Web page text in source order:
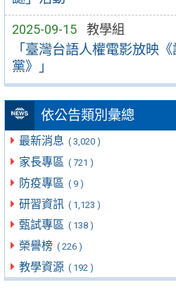
2025-09-15 教學組
「臺灣台語人權電影放映
黨》」
依公告類別彙總
最新消息 ( 3,020 )
家長專區 ( 721 )
防疫專區 ( 9 )
研習資訊 ( 1,123 )
甄試專區 ( 138 )
榮譽榜 ( 226 )
教學資源 ( 192 )